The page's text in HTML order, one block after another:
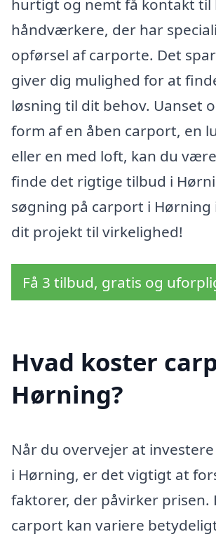
hurtigt og nemt få kontakt til
håndværkere, der har
opførsel af carporte. Det
giver dig mulighed for at
løsning til dit behov. Uanset
form af en åben carport, en
eller en med loft, kan du
finde det rigtige tilbud i
søgning på carport i Hørning
dit projekt til virkelighed!
Få 3 tilbud, gratis og
Hvad koster
Hørning?
Når du overvejer at
i Hørning, er det vigtigt at
faktorer, der påvirker prisen.
carport kan variere